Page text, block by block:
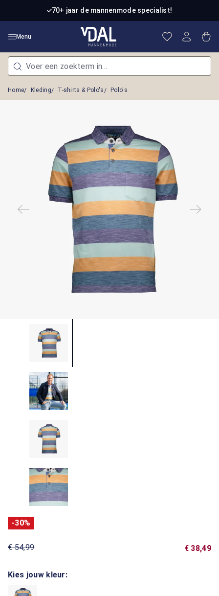
Ga naar de hoofdinhoud70+ jaar de mannenmode specialist!
Menu Je hebt 0
Home Kleding T-shirts & Polo's Polo's
-30%
€ 54,99 € 38,49
Kies jouw kleur: